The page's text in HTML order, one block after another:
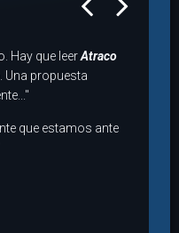
Hay que leerAtraco
Una propuesta
que estamos ante